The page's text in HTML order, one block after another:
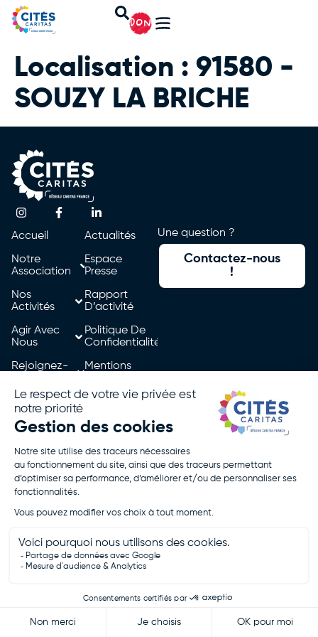
DON
Localisation : 91580 -
SOUZY LA BRICHE
Accueil
Notre
Association
Nos
Activités
Agir Avec
Nous
Rejoignez-
Je Fais Un
Don
Actualités
Espace
Presse
Rapport
D’activité
Politique De
Confidentialité
Mentions
Une question ?
Contactez-nous
!
Cités Caritas - Tous droits réservés - 2026